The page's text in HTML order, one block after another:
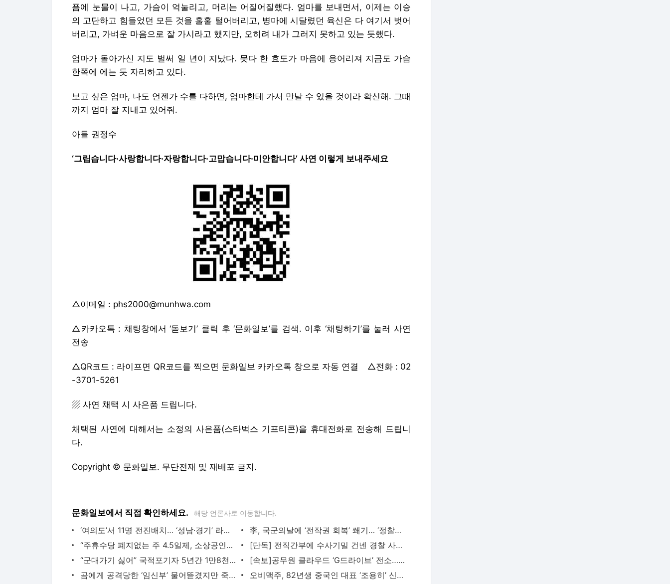
픔에 눈물이 나고, 가슴이 억눌리고, 머리는 어질어질했다. 엄마를 보내면서, 이제는 이승
의 고단하고 힘들었던 모든 것을 훌훌 털어버리고, 병마에 시달렸던 육신은 다 여기서 벗어
버리고, 가벼운 마음으로 잘 가시라고 했지만, 오히려 내가 그러지 못하고 있는 듯했다.
엄마가 돌아가신 지도 벌써 일 년이 지났다. 못다 한 효도가 마음에 응어리져 지금도 가슴
한쪽에 에는 듯 자리하고 있다.
보고 싶은 엄마, 나도 언젠가 수를 다하면, 엄마한테 가서 만날 수 있을 것이라 확신해. 그때
까지 엄마 잘 지내고 있어줘.
아들 권정수
‘그립습니다·사랑합니다·자랑합니다·고맙습니다·미안합니다’ 사연 이렇게 보내주세요
△이메일 : phs2000@munhwa.com
△카카오톡 : 채팅창에서 ‘돋보기’ 클릭 후 ‘문화일보’를 검색. 이후 ‘채팅하기’를 눌러 사연
전송
△QR코드 : 라이프면 QR코드를 찍으면 문화일보 카카오톡 창으로 자동 연결 △전화 : 02
-3701-5261
▨ 사연 채택 시 사은품 드립니다.
채택된 사연에 대해서는 소정의 사은품(스타벅스 기프티콘)을 휴대전화로 전송해 드립니
다.
Copyright © 문화일보. 무단전재 및 재배포 금지.
문화일보에서 직접 확인하세요. 해당 언론사로 이동합니다.
‘여의도’서 11명 전진배치… ‘성남·경기’ 라인은 李 근접 보좌[2025 추석특집]
李, 국군의날에 ‘전작권 회복’ 쐐기… ‘정찰자산·美전시증원’ 우려 해소 관건
“주휴수당 폐지없는 주 4.5일제, 소상공인에 ‘사형 선고’ 수준”[현안 인터뷰]
[단독] 전직간부에 수사기밀 건넨 경찰 사망… 브로커 사건으로 수사 확대
“군대가기 싫어” 국적포기자 5년간 1만8천여명 vs “군대 안가도 되지만 입대” 자원입영자 2800
[속보]공무원 클라우드 ‘G드라이브’ 전소…75만명 업무용 자료 다 날렸다
곰에게 공격당한 ‘임신부’ 물어뜯겼지만 죽은 척 버텨 끝내 생존
오비맥주, 82년생 중국인 대표 ‘조용히’ 신규선임…벨기에인 배하준과 공동대표 체제